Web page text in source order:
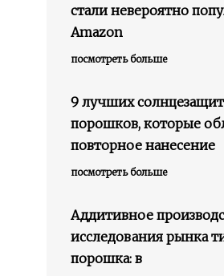
стали невероятно
Amazon
посмотреть больше
9 лучших
порошков, которые
повторное нанесение
посмотреть больше
Аддитивное
исследования рынка
порошка: в